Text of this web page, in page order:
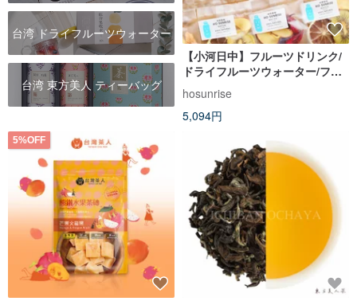
台湾 ドライフルーツウォーター
台湾 東方美人 ティーバッグ
【小河日中】フルーツドリンク/
ドライフルーツウォーター/フル
ーツティー 環境に優しい大容量
水分補給パック 18個入り
hosunrise
5,094円
5%OFF